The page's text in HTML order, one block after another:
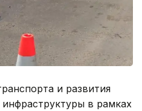
и развития
в рамках